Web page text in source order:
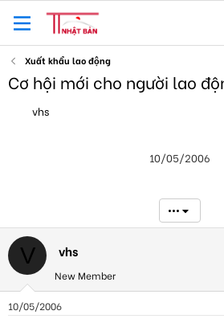
Xuất khẩu lao động
Cơ hội mới cho người lao
r
t
e
r
vhs
10/05/2006
•••
V vhs
New Member
10/05/2006